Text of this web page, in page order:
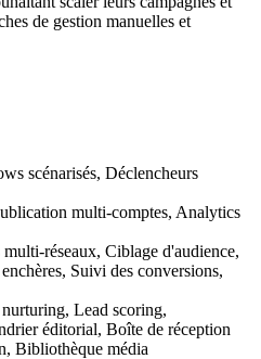
de gestion manuelles et
scénarisés, Déclencheurs
multi-comptes, Analytics
réseaux, Ciblage d'audience,
Suivi des conversions,
Lead scoring,
éditorial, Boîte de réception
Bibliothèque média